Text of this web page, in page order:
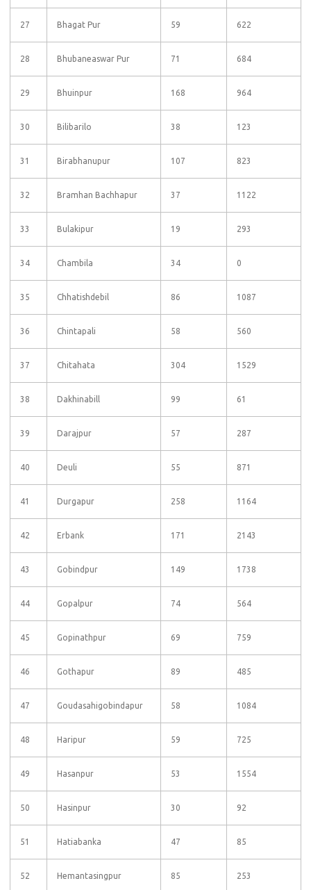
27 Bhagat Pur 59 622
28 Bhubaneaswar Pur 71 684
29 Bhuinpur 168 964
30 Bilibarilo 38 123
31 Birabhanupur 107 823
32 Bramhan Bachhapur 37 1122
33 Bulakipur 19 293
34 Chambila 34 0
35 Chhatishdebil 86 1087
36 Chintapali 58 560
37 Chitahata 304 1529
38 Dakhinabill 99 61
39 Darajpur 57 287
40 Deuli 55 871
41 Durgapur 258 1164
42 Erbank 171 2143
43 Gobindpur 149 1738
44 Gopalpur 74 564
45 Gopinathpur 69 759
46 Gothapur 89 485
47 Goudasahigobindapur 58 1084
48 Haripur 59 725
49 Hasanpur 53 1554
50 Hasinpur 30 92
51 Hatiabanka 47 85
52 Hemantasingpur 85 253